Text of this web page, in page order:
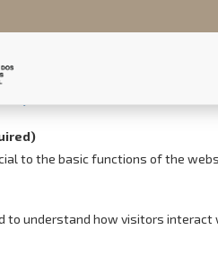
preferences
analytical and functional
to the basic functions of the
to understand how visitors